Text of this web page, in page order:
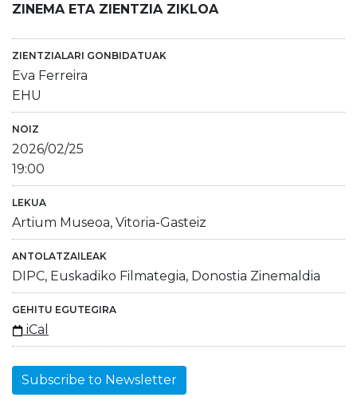
ZINEMA ETA ZIENTZIA ZIKLOA
ZIENTZIALARI GONBIDATUAK
Eva Ferreira
EHU
NOIZ
2026/02/25
19:00
LEKUA
Artium Museoa, Vitoria-Gasteiz
ANTOLATZAILEAK
DIPC, Euskadiko Filmategia, Donostia Zinemaldia
GEHITU EGUTEGIRA
iCal
Subscribe to Newsletter